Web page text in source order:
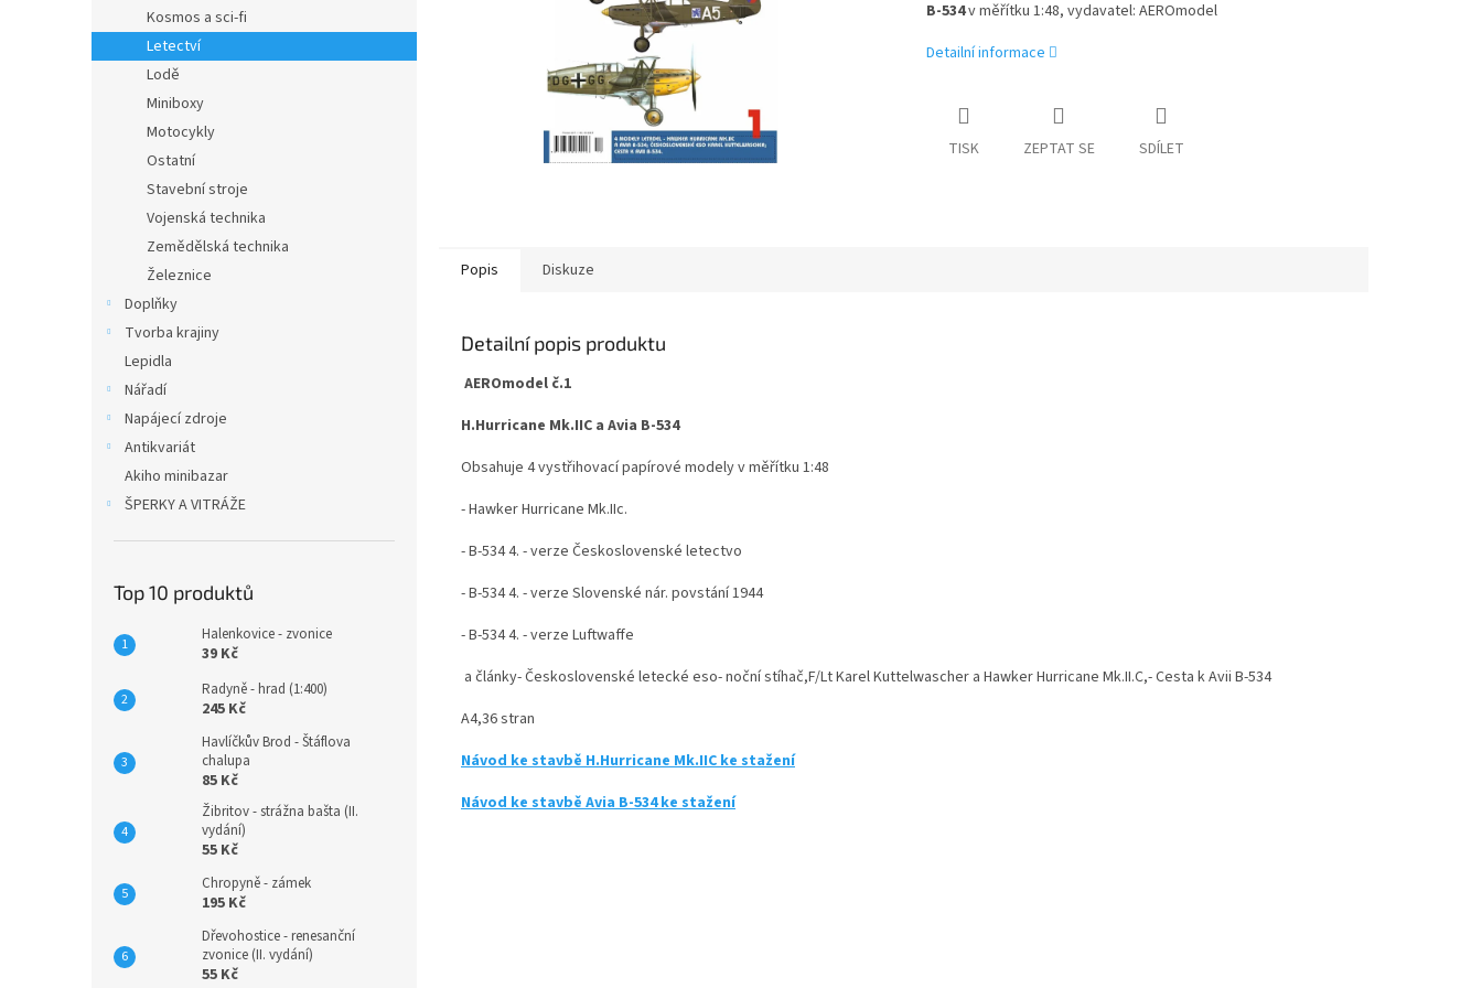
e
l
Kosmos a sci-fi
Letectví
Lodě
Miniboxy
Motocykly
Ostatní
Stavební stroje
Vojenská technika
Zemědělská technika
Železnice
Doplňky
Tvorba krajiny
Lepidla
Nářadí
Napájecí zdroje
Antikvariát
Akiho minibazar
ŠPERKY A VITRÁŽE
Top 10 produktů
Halenkovice - zvonice
39 Kč
Radyně - hrad (1:400)
245 Kč
Havlíčkův Brod - Štáflova
chalupa
85 Kč
Žibritov - strážna bašta (II.
vydání)
55 Kč
Chropyně - zámek
195 Kč
Dřevohostice - renesanční
zvonice (II. vydání)
55 Kč
B-534v měřítku 1:48, vydavatel: AEROmodel
Detailní informace
TISK ZEPTAT SE SDÍLET
Popis Diskuze
Detailní popis produktu
AEROmodel č.1
H.Hurricane Mk.IIC a Avia B-534
Obsahuje 4 vystřihovací papírové modely v měřítku 1:48
- Hawker Hurricane Mk.IIc.
- B-534 4. - verze Československé letectvo
- B-534 4. - verze Slovenské nár. povstání 1944
- B-534 4. - verze Luftwaffe
a články- Československé letecké eso- noční stíhač,F/Lt Karel Kuttelwascher a Hawker Hurricane Mk.II.C,- Cesta k Avii B-534
A4,36 stran
Návod ke stavbě H.Hurricane Mk.IIC ke stažení
Návod ke stavbě Avia B-534 ke stažení